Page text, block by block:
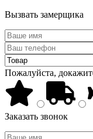
Вызвать замерщика
Пожалуйста,
Заказать звонок